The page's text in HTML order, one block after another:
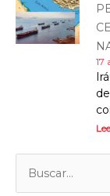
17
Buscar: